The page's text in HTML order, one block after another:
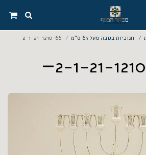
חנוכיות בגובה מעל 63 ס"מ 2-1-21-1210-66
2-1-21-